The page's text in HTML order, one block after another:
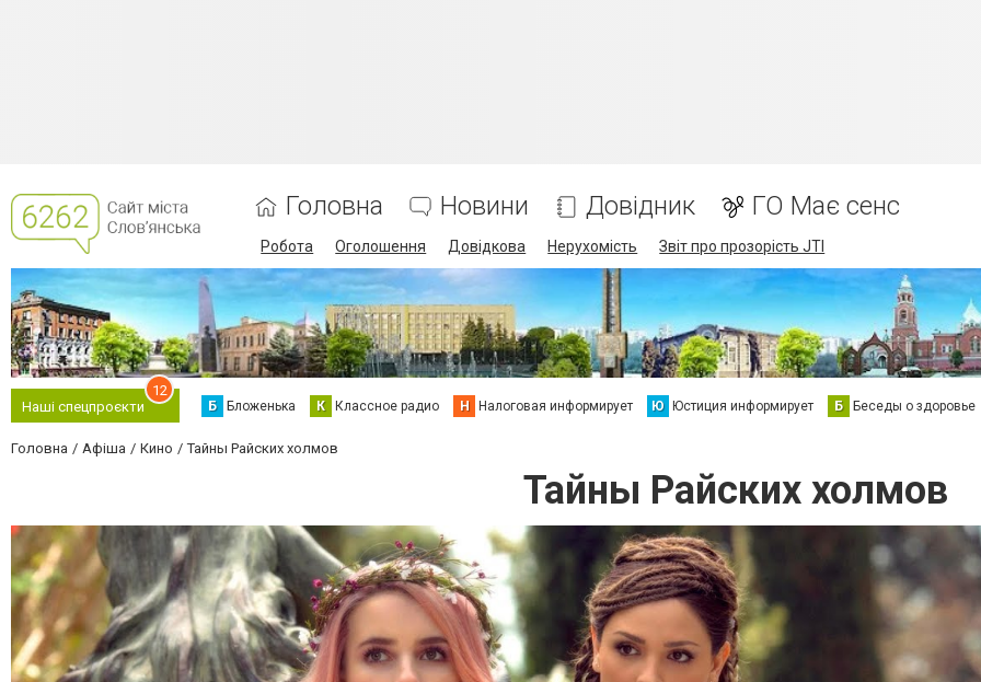
Головна Новини Довідник ГО Має сенс
Робота Оголошення Довідкова Нерухомість Звіт про прозорість JTI
Наші спецпроєкти
12
Б Бложенька К Классное радио Н Налоговая информирует Ю Юстиция информирует Б Беседы о здоровье
Головна Афіша Кино Тайны Райских холмов
Тайны Райских холмов